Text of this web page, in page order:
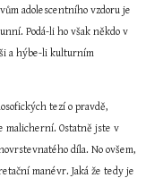
adolescentního vzdoru je
Podá-li ho však někdo v
a hýbe-li kulturním
tezí o pravdě,
malicherní. Ostatně jste v
díla. No ovšem,
manévr. Jaká že tedy je